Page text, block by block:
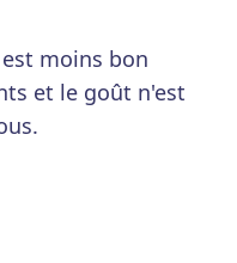
moins bon
et le goût n'est